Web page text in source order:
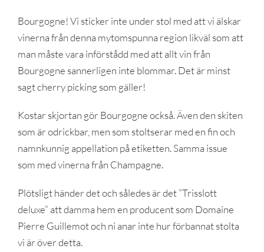
Bourgogne! Vi sticker inte under stol med att vi älskar
vinerna från denna mytomspunna region likväl som att
man måste vara införstådd med att allt vin från
Bourgogne sannerligen inte blommar. Det är minst
sagt cherry picking som gäller!
Kostar skjortan gör Bourgogne också. Även den skiten
som är odrickbar, men som stoltserar med en fin och
namnkunnig appellation på etiketten. Samma issue
som med vinerna från Champagne.
Plötsligt händer det och således är det ”Trisslott
deluxe” att damma hem en producent som Domaine
Pierre Guillemot och ni anar inte hur förbannat stolta
vi är över detta.